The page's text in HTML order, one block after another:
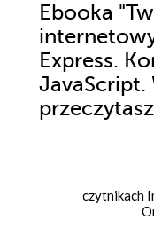
Ebooka
Express.
JavaScript.
czytnikach